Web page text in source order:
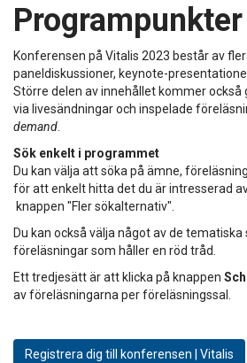
Programpunkter
Konferensen på Vitalis 2023 består av
paneldiskussioner, keynote-
Större delen av innehållet kommer
via livesändningar och inspelade
demand
Sök enkelt i programmet
Du kan välja att söka på ämne,
för att enkelt hitta det du är intresserad
knappen "Fler sökalternativ".
Du kan också välja något av de tematiska
föreläsningar som håller en röd tråd.
Ett tredjesätt är att klicka på knappen
av föreläsningarna per föreläsningssal.
Registrera dig till konferensen | Vitalis